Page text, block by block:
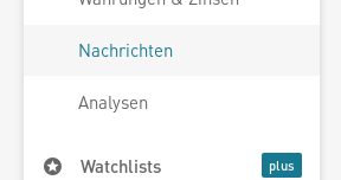
Nachrichten
Analysen
Watchlists